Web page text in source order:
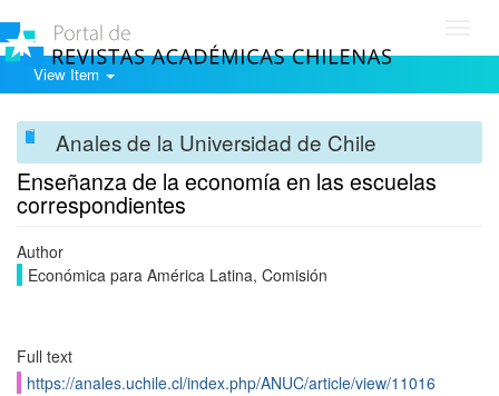
View Item
Anales de la Universidad de Chile
Enseñanza de la economía en las escuelas
correspondientes
Author
Económica para América Latina, Comisión
Full text
https://anales.uchile.cl/index.php/ANUC/article/view/11016